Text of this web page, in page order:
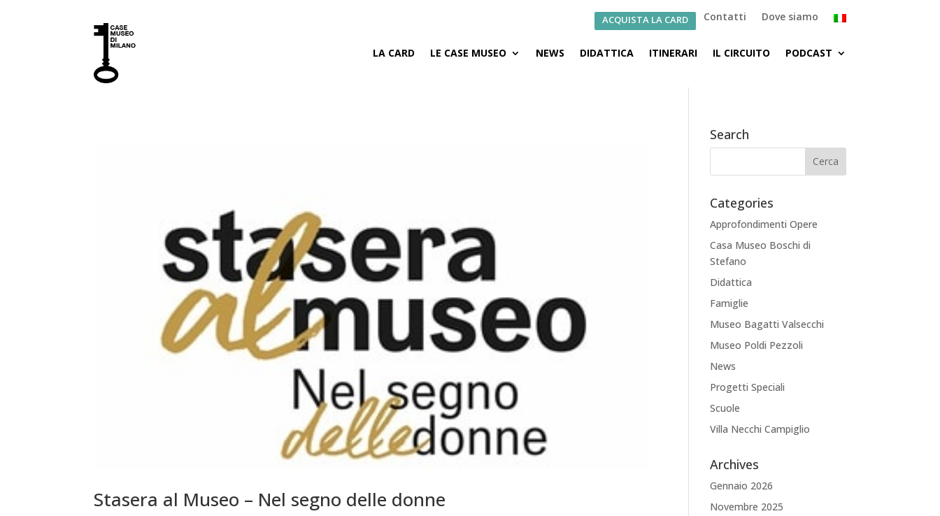
ACQUISTA LA CARD Contatti Dove siamo
LA CARD LE CASE MUSEO NEWS DIDATTICA ITINERARI IL CIRCUITO PODCAST
Stasera al Museo – Nel segno delle donne
Search
Categories
Approfondimenti Opere
Casa Museo Boschi di
Stefano
Didattica
Famiglie
Museo Bagatti Valsecchi
Museo Poldi Pezzoli
News
Progetti Speciali
Scuole
Villa Necchi Campiglio
Archives
Gennaio 2026
Novembre 2025